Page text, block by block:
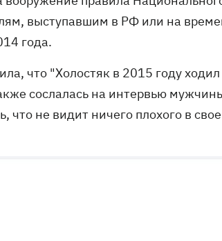
выступавшим в РФ или на
года.
что "Холостяк в 2015 году ходил
сослалась на интервью
что не видит ничего плохого в